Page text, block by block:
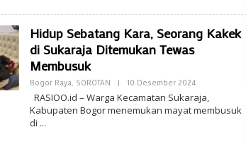
Hidup Sebatang Kara, Seorang Kakek
di Sukaraja Ditemukan Tewas
Membusuk
Bogor Raya, SOROTAN | 10 Desember 2024Oleh
Ramadhan
RASIOO.id – Warga Kecamatan Sukaraja,
Kabupaten Bogor menemukan mayat membusuk
di